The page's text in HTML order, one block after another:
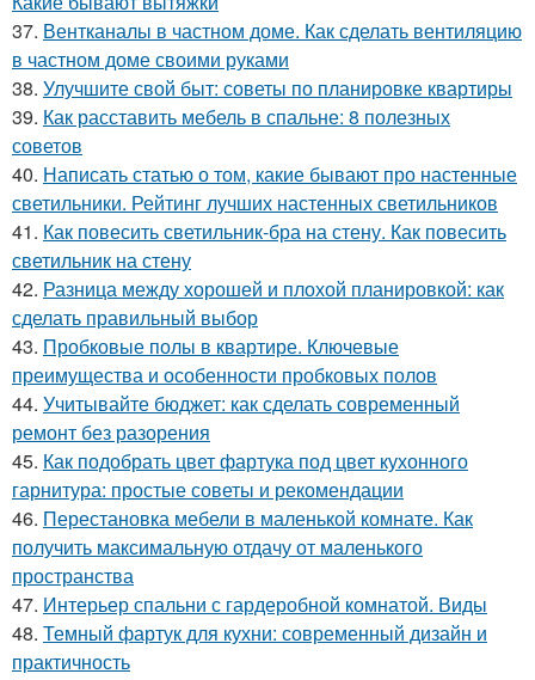
37. Вентканалы в частном доме. Как сделать вентиляцию
в частном доме своими руками
38. Улучшите свой быт: советы по планировке квартиры
39. Как расставить мебель в спальне: 8 полезных
советов
40. Написать статью о том, какие бывают про настенные
светильники. Рейтинг лучших настенных светильников
41. Как повесить светильник-бра на стену. Как повесить
светильник на стену
42. Разница между хорошей и плохой планировкой: как
сделать правильный выбор
43. Пробковые полы в квартире. Ключевые
преимущества и особенности пробковых полов
44. Учитывайте бюджет: как сделать современный
ремонт без разорения
45. Как подобрать цвет фартука под цвет кухонного
гарнитура: простые советы и рекомендации
46. Перестановка мебели в маленькой комнате. Как
получить максимальную отдачу от маленького
пространства
47. Интерьер спальни с гардеробной комнатой. Виды
48. Темный фартук для кухни: современный дизайн и
практичность